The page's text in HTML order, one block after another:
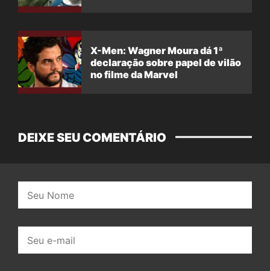
X-Men: Wagner Moura dá 1ª
declaração sobre papel de vilão
no filme da Marvel
DEIXE SEU COMENTÁRIO
mail: